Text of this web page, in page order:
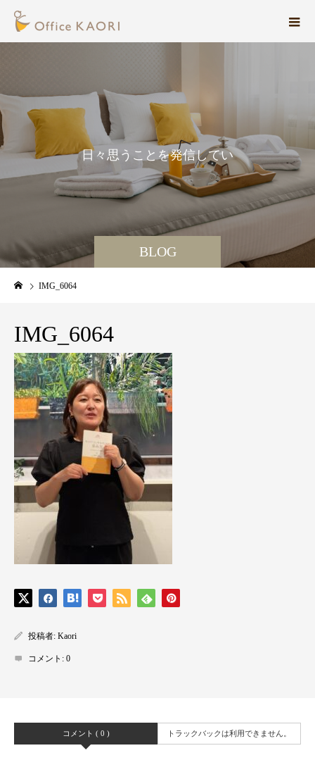
BLOG
日々思うことを発信しています。
IMG_6064
IMG_6064
投稿者: Kaori
コメント: 0
コメント ( 0 ) トラックバックは利用できません。